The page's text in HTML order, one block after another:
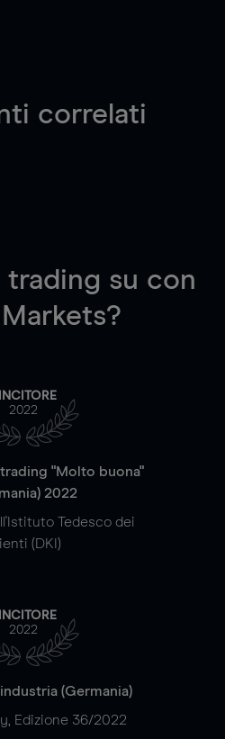
correlati
trading su con
2022
"Molto buona"
2022
Tedesco dei
(DKI)
2022
(Germania)
Edizione 36/2022